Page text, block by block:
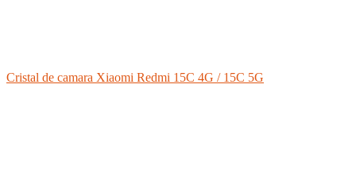
Cristal de camara Xiaomi Redmi 15C 4G / 15C 5G